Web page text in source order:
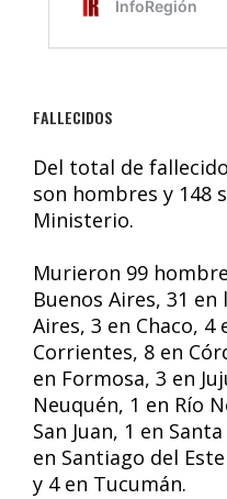
FALLECIDOS
Del total de
son hombres y 148
Ministerio.
Murieron 99
Buenos Aires, 31 en
Aires, 3 en Chaco, 4
Corrientes, 8 en
en Formosa, 3 en
Neuquén, 1 en Río
San Juan, 1 en
en Santiago del
y 4 en Tucumán.